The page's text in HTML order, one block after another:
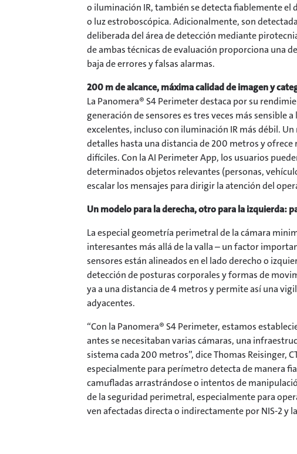
o iluminación IR, también se detecta fiablemente
o luz estroboscópica. Adicionalmente, son
deliberada del área de detección mediante
de ambas técnicas de evaluación proporciona una
baja de errores y falsas alarmas.
200 m de alcance, máxima calidad de imagen y
La Panomera® S4 Perimeter destaca por su
generación de sensores es tres veces más
excelentes, incluso con iluminación IR más débil.
detalles hasta una distancia de 200 metros y
difíciles. Con la AI Perimeter App, los usuarios
determinados objetos relevantes (personas,
escalar los mensajes para dirigir la atención del
Un modelo para la derecha, otro para la izquierda:
La especial geometría perimetral de la cámara
interesantes más allá de la valla – un factor
sensores están alineados en el lado derecho o
detección de posturas corporales y formas de
ya a una distancia de 4 metros y permite así una
adyacentes.
“Con la Panomera® S4 Perimeter, estamos
antes se necesitaban varias cámaras, una
sistema cada 200 metros”, dice Thomas Reisinger,
especialmente para perímetro detecta de manera
camufladas arrastrándose o intentos de
de la seguridad perimetral, especialmente para
ven afectadas directa o indirectamente por NIS-2 y